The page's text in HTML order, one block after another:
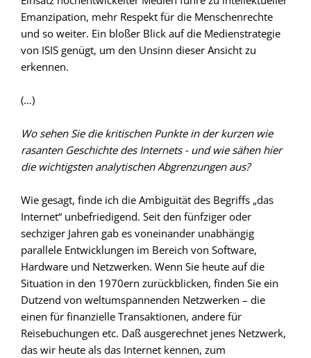
Emanzipation, mehr Respekt für die Menschenrechte
und so weiter. Ein bloßer Blick auf die Medienstrategie
von ISIS genügt, um den Unsinn dieser Ansicht zu
erkennen.
(…)
Wo sehen Sie die kritischen Punkte in der kurzen wie
rasanten Geschichte des Internets - und wie sähen hier
die wichtigsten analytischen Abgrenzungen aus?
Wie gesagt, finde ich die Ambiguität des Begriffs „das
Internet“ unbefriedigend. Seit den fünfziger oder
sechziger Jahren gab es voneinander unabhängig
parallele Entwicklungen im Bereich von Software,
Hardware und Netzwerken. Wenn Sie heute auf die
Situation in den 1970ern zurückblicken, finden Sie ein
Dutzend von weltumspannenden Netzwerken – die
einen für finanzielle Transaktionen, andere für
Reisebuchungen etc. Daß ausgerechnet jenes Netzwerk,
das wir heute als das Internet kennen, zum